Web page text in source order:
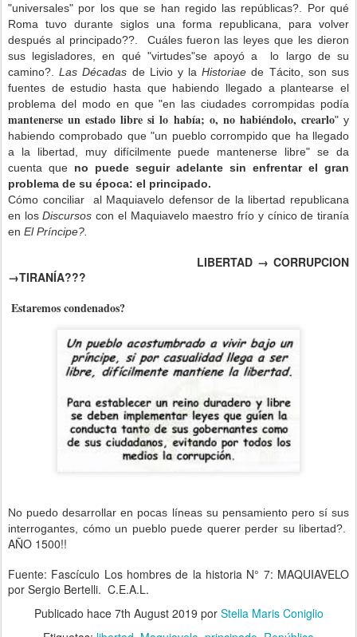
"universales" por los que se han regido las repúblicas?. Por qué
Roma tuvo durante siglos una forma republicana, para volver
después al principado??. Cuáles fueron las leyes que les dieron
sus legisladores, en qué "virtudes"se apoyó a lo largo de su
camino?.Las Décadas de Livio y laHistoriae de Tácito, son sus
fuentes de estudio hasta que habiendo llegado a plantearse el
problema del modo en que "en las ciudades corrompidas podía
mantenerse un estado libre si lo había; o, no habiéndolo, crearlo" y
habiendo comprobado que "un pueblo corrompido que ha llegado
a la libertad, muy difícilmente puede mantenerse libre" se da
cuenta que no puede seguir adelante sin enfrentar el gran
problema de su época: el principado.
Cómo conciliar al Maquiavelo defensor de la libertad republicana
en losDiscursoscon el Maquiavelo maestro frío y cínico de tiranía
en El Príncipe?.
LIBERTAD → CORRUPCION
→TIRANÍA???
Estaremos condenados?
No puedo desarrollar en pocas líneas su pensamiento pero sí sus
interrogantes, cómo un pueblo puede querer perder su libertad?.
AÑO 1500!!
Fuente: Fascículo Los hombres de la historia N° 7: MAQUIAVELO
por Sergio Bertelli. C.E.A.L.
Publicado hace 7th August 2019 por Stella Maris Coniglio